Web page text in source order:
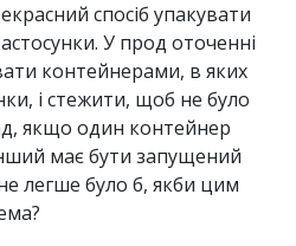
спосіб упакувати
У прод оточенні
контейнерами, в яких
і стежити, щоб не було
якщо один контейнер
має бути запущений
легше було б, якби цим